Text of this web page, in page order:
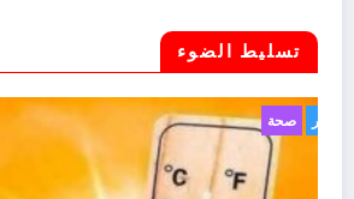
تسليط الضوء
أخبار صحة